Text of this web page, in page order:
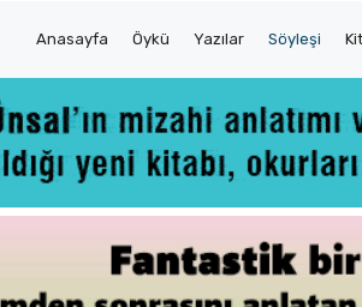
Anasayfa Öykü Yazılar Söyleşi